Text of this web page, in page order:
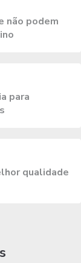
não podem
para
qualidade